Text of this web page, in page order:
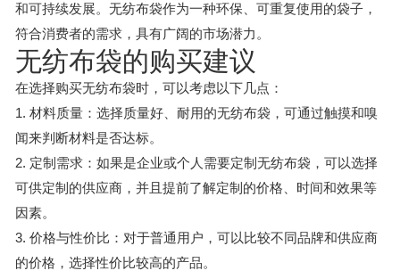
和可持续发展。无纺布袋作为一种环保、可重复使用的袋子，
符合消费者的需求，具有广阔的市场潜力。
无纺布袋的购买建议
在选择购买无纺布袋时，可以考虑以下几点：
1. 材料质量：选择质量好、耐用的无纺布袋，可通过触摸和嗅
闻来判断材料是否达标。
2. 定制需求：如果是企业或个人需要定制无纺布袋，可以选择
可供定制的供应商，并且提前了解定制的价格、时间和效果等
因素。
3. 价格与性价比：对于普通用户，可以比较不同品牌和供应商
的价格，选择性价比较高的产品。